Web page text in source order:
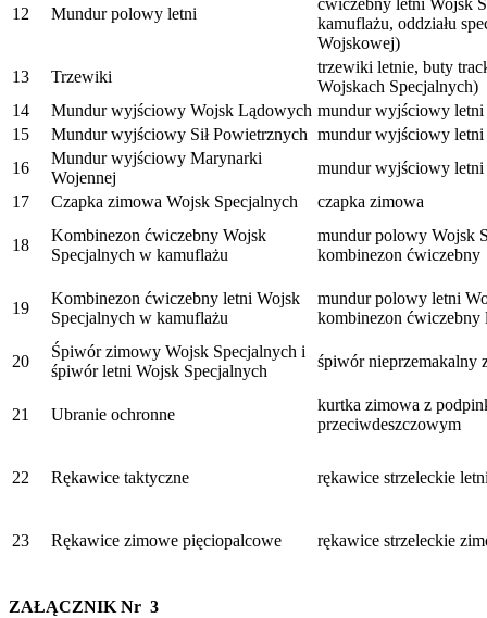
12 Mundur polowy letni
ćwiczebny letni Wojsk
kamuflażu, oddziału
Wojskowej)
13
Trzewiki
trzewiki letnie, buty
Wojskach Specjalnych)
14
Mundur wyjściowy Wojsk Lądowych mundur wyjściowy
15
Mundur wyjściowy Sił Powietrznych mundur wyjściowy letni
16
Mundur wyjściowy Marynarki
Wojennej
mundur wyjściowy
17
Czapka zimowa Wojsk Specjalnych czapka zimowa
18
Kombinezon ćwiczebny Wojsk
Specjalnych w kamuflażu
mundur polowy Wojsk
kombinezon ćwiczebny
19
Kombinezon ćwiczebny letni Wojsk
Specjalnych w kamuflażu
mundur polowy letni
kombinezon ćwiczebny
20
Śpiwór zimowy Wojsk Specjalnych i
śpiwór letni Wojsk Specjalnych
śpiwór nieprzemakalny
21 Ubranie ochronne
kurtka zimowa z
przeciwdeszczowym
22 Rękawice taktyczne rękawice strzeleckie
23 Rękawice zimowe pięciopalcowe rękawice strzeleckie
ZAŁĄCZNIK Nr 3